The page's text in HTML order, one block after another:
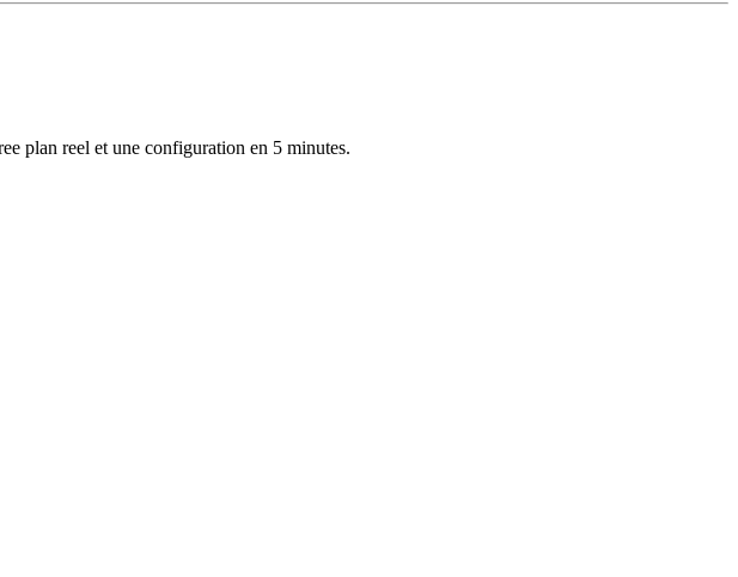
plan reel et une configuration en 5 minutes.